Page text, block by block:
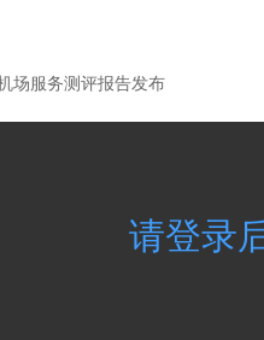
场服务测评报告发布
请登录